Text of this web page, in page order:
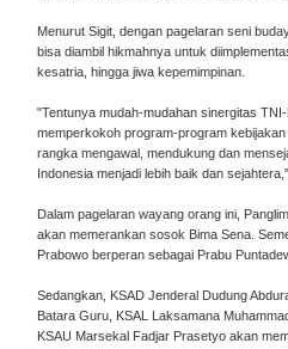
Menurut Sigit, dengan pagelaran seni
bisa diambil hikmahnya untuk
kesatria, hingga jiwa kepemimpinan.
"Tentunya mudah-mudahan sinergitas
memperkokoh program-program
rangka mengawal, mendukung dan
Indonesia menjadi lebih baik dan
Dalam pagelaran wayang orang ini,
akan memerankan sosok Bima Sena.
Prabowo berperan sebagai Prabu
Sedangkan, KSAD Jenderal Dudung
Batara Guru, KSAL Laksamana
KSAU Marsekal Fadjar Prasetyo akan